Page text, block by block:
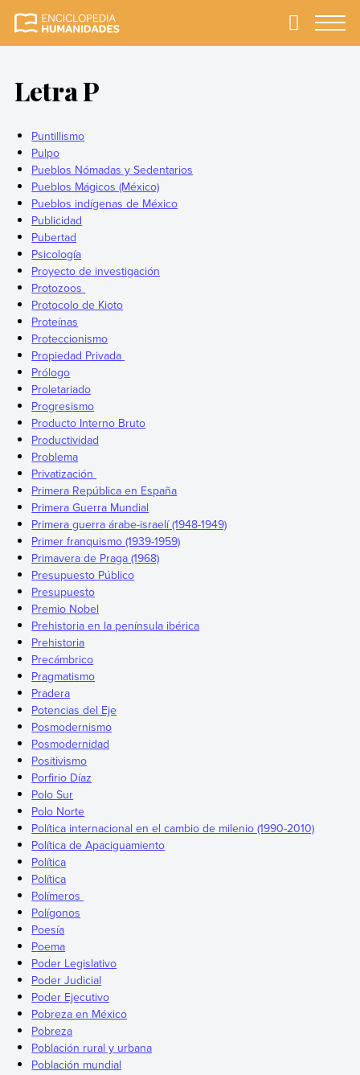
confiable
Primary
Letra P
Puntillismo
Pulpo
Pueblos Nómadas y Sedentarios
Pueblos Mágicos (México)
Pueblos indígenas de México
Publicidad
Pubertad
Psicología
Proyecto de investigación
Protozoos
Protocolo de Kioto
Proteínas
Proteccionismo
Propiedad Privada
Prólogo
Proletariado
Progresismo
Producto Interno Bruto
Productividad
Problema
Privatización
Primera República en España
Primera Guerra Mundial
Primera guerra árabe-israelí (1948-1949)
Primer franquismo (1939-1959)
Primavera de Praga (1968)
Presupuesto Público
Presupuesto
Premio Nobel
Prehistoria en la península ibérica
Prehistoria
Precámbrico
Pragmatismo
Pradera
Potencias del Eje
Posmodernismo
Posmodernidad
Positivismo
Porfirio Díaz
Polo Sur
Polo Norte
Política internacional en el cambio de milenio (1990-2010)
Política de Apaciguamiento
Política
Política
Polímeros
Polígonos
Poesía
Poema
Poder Legislativo
Poder Judicial
Poder Ejecutivo
Pobreza en México
Pobreza
Población rural y urbana
Población mundial